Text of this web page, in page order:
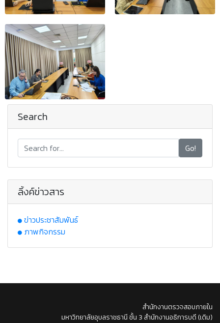
Search
Go!
ลิ้งค์ข่าวสาร
ข่าวประชาสัมพันธ์
ภาพกิจกรรม
สำนักงานตรวจสอบภายใน
มหาวิทยาลัยอุบลราชธานี ชั้น 3 สำนักงานอธิการบดี (เดิม)